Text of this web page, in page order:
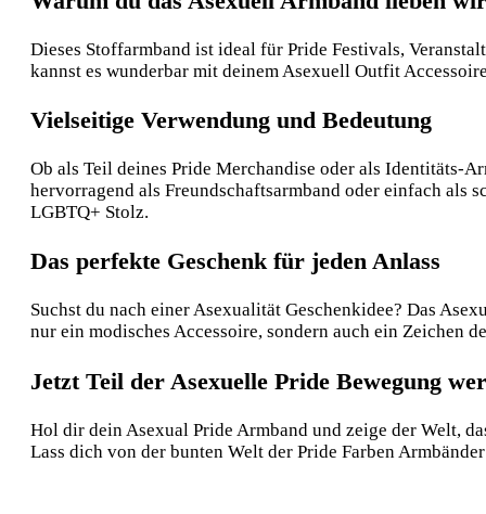
Dieses Stoffarmband ist ideal für Pride Festivals,
kannst es wunderbar mit deinem Asexuell Outfit
Vielseitige Verwendung und Bedeutung
Ob als Teil deines Pride Merchandise oder als Identitäts-
hervorragend als Freundschaftsarmband oder einfach als
LGBTQ+ Stolz.
Das perfekte Geschenk für jeden Anlass
Suchst du nach einer Asexualität Geschenkidee? Das
nur ein modisches Accessoire, sondern auch ein Zeichen
Jetzt Teil der Asexuelle Pride Bewegung
Hol dir dein Asexual Pride Armband und zeige der Welt,
Lass dich von der bunten Welt der Pride Farben